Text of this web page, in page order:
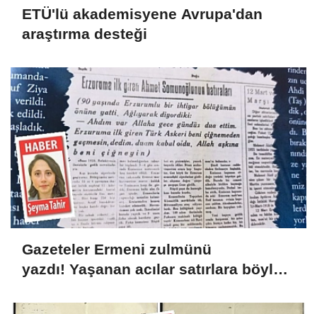
ETÜ'lü akademisyene Avrupa'dan
araştırma desteği
Gazeteler Ermeni zulmünü
yazdı! Yaşanan acılar satırlara böyle